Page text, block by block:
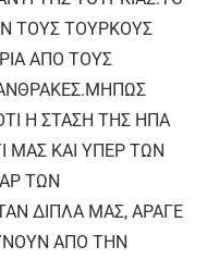
ΤΟΥΣ ΤΟΥΡΚΟΥΣ
ΑΠΟ ΤΟΥΣ
Η ΣΤΑΣΗ ΤΗΣ ΗΠΑ
ΜΑΣ ΚΑΙ ΥΠΕΡ ΤΩΝ
ΤΩΝ
ΔΙΠΛΑ ΜΑΣ, ΑΡΑΓΕ
ΑΠΟ ΤΗΝ